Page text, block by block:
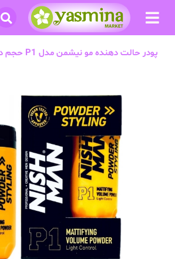
پودر حالت دهنده مو نیشمن مدل P1 حجم دهنده و مات 20 گرم